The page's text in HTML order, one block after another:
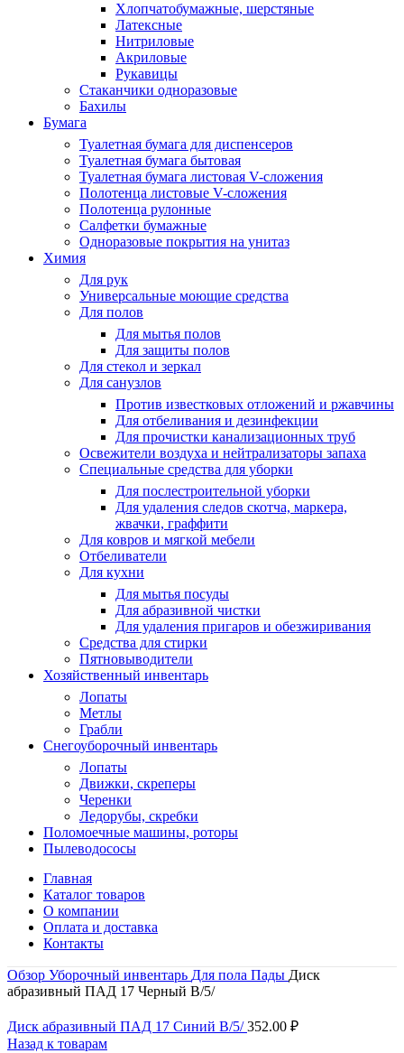
Хлопчатобумажные, шерстяные
Латексные
Нитриловые
Акриловые
Рукавицы
Стаканчики одноразовые
Бахилы
Бумага
Туалетная бумага для диспенсеров
Туалетная бумага бытовая
Туалетная бумага листовая V-сложения
Полотенца листовые V-сложения
Полотенца рулонные
Салфетки бумажные
Одноразовые покрытия на унитаз
Химия
Для рук
Универсальные моющие средства
Для полов
Для мытья полов
Для защиты полов
Для стекол и зеркал
Для санузлов
Против известковых отложений и ржавчины
Для отбеливания и дезинфекции
Для прочистки канализационных труб
Освежители воздуха и нейтрализаторы запаха
Специальные средства для уборки
Для послестроительной уборки
Для удаления следов скотча, маркера,
жвачки, граффити
Для ковров и мягкой мебели
Отбеливатели
Для кухни
Для мытья посуды
Для абразивной чистки
Для удаления пригаров и обезжиривания
Средства для стирки
Пятновыводители
Хозяйственный инвентарь
Лопаты
Метлы
Грабли
Снегоуборочный инвентарь
Лопаты
Движки, скреперы
Черенки
Ледорубы, скребки
Поломоечные машины, роторы
Пылеводососы
Главная
Каталог товаров
О компании
Оплата и доставка
Контакты
Обзор Уборочный инвентарь Для пола Пады Диск
абразивный ПАД 17 Черный В/5/
Диск абразивный ПАД 17 Синий В/5/352.00 ₽
Назад к товарам